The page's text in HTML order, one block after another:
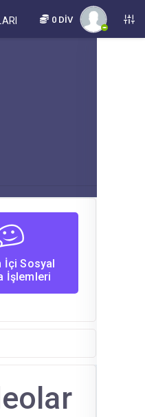
0 DİV
İçi Sosyal
İşlemleri